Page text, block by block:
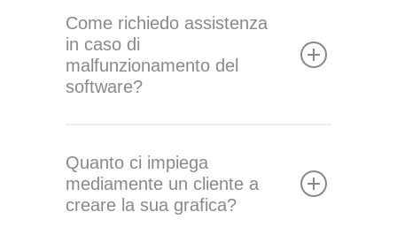
Come richiedo assistenza
in caso di
malfunzionamento del
software?
Quanto ci impiega
mediamente un cliente a
creare la sua grafica?